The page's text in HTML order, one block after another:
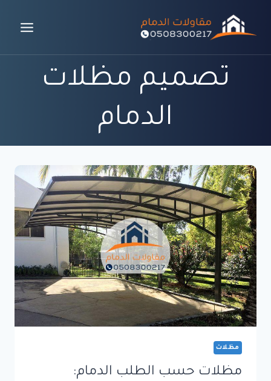
تصميم مظلات
الدمام
مظلات
مظلات حسب الطلب الدمام: